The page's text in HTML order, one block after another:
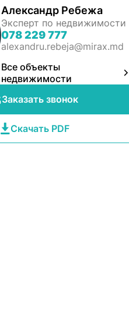
Александр Ребежа
Эксперт по недвижимости
078 229 777
alexandru.rebeja@mirax.md
Все объекты
недвижимости
Заказать звонок
Скачать PDF